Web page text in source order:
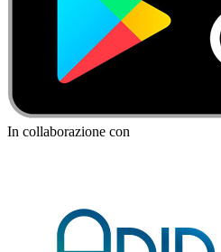
In collaborazione con